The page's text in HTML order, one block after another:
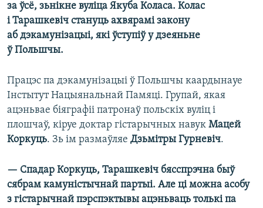
за ўсё, зьнікне вуліца Якуба Коласа. Колас
і Тарашкевіч стануць ахвярамі закону
аб дэкамунізацыі, які ўступіў у дзеяньне
ў Польшчы.
Працэс па дэкамунізацыі ў Польшчы каардынауе
Інстытут Нацыянальнай Памяці. Групай, якая
ацэньвае біяграфіі патронаў польскіх вуліц і
плошчаў, кіруе доктар гістарычных навук Мацей
Коркуць. Зь ім размаўляе Дзьмітры Гурневіч.
— Спадар Коркуць, Тарашкевіч бясспрэчна быў
сябрам камуністычнай партыі. Але ці можна асобу
з гістарычнай пэрспэктывы ацэньваць толькі па